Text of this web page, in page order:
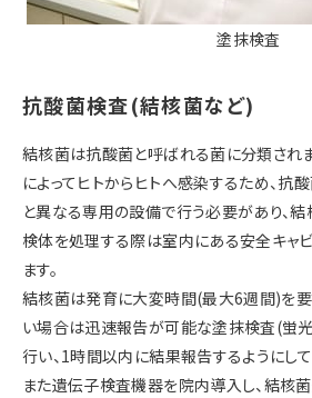
塗抹検査
抗酸菌検査(結核菌など)
結核菌は抗酸菌と呼ばれる菌に分類され
によってヒトからヒトへ感染するため、
と異なる専用の設備で行う必要があり、
検体を処理する際は室内にある安全キャ
ます。
結核菌は発育に大変時間(最大6週間)を要
い場合は迅速報告が可能な塗抹検査(蛍
行い、1時間以内に結果報告するようにして
また遺伝子検査機器を院内導入し、結核